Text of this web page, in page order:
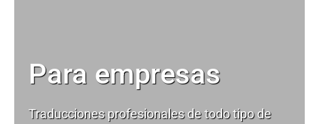
Para empresas
Traducciones profesionales de todo tipo de